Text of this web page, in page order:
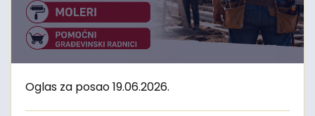
Oglas za posao 19.06.2026.